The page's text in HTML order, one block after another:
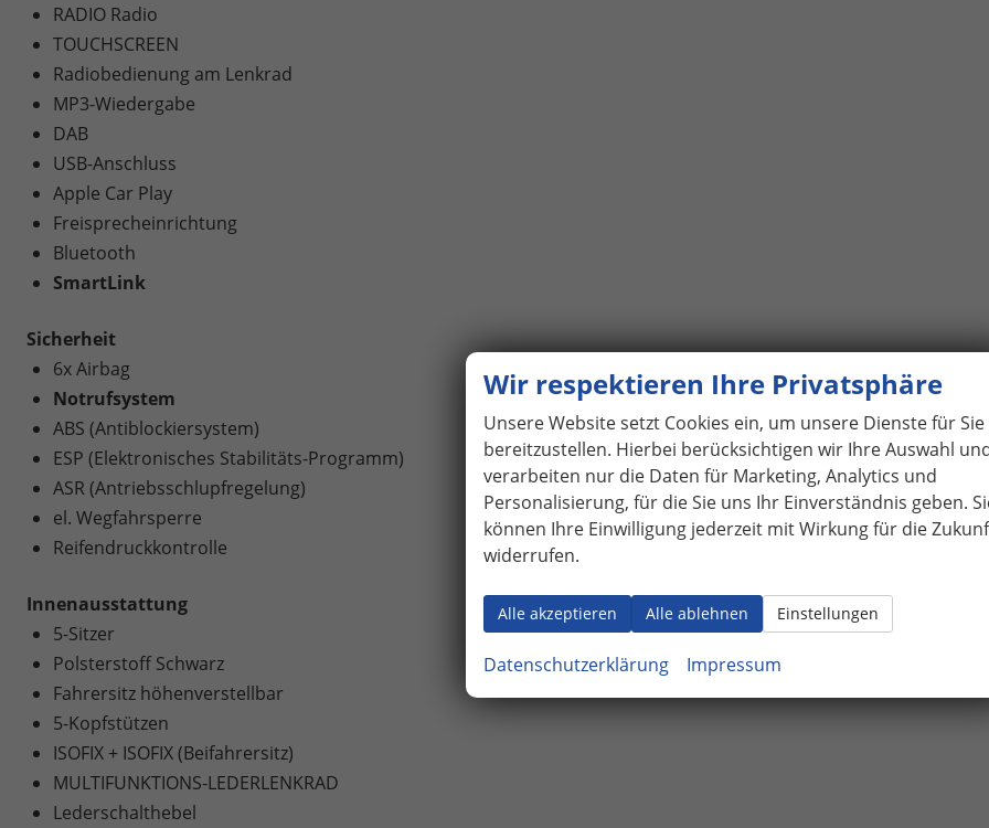
RADIO Radio
TOUCHSCREEN
Radiobedienung am Lenkrad
MP3-Wiedergabe
DAB
USB-Anschluss
Apple Car Play
Freisprecheinrichtung
Bluetooth
SmartLink
Sicherheit
6x Airbag
Notrufsystem
ABS (Antiblockiersystem)
ESP (Elektronisches Stabilitäts-Programm)
ASR (Antriebsschlupfregelung)
el. Wegfahrsperre
Reifendruckkontrolle
Innenausstattung
5-Sitzer
Polsterstoff Schwarz
Fahrersitz höhenverstellbar
5-Kopfstützen
ISOFIX + ISOFIX (Beifahrersitz)
MULTIFUNKTIONS-LEDERLENKRAD
Lederschalthebel
Wir respektieren Ihre Privatsphäre
Unsere Website setzt Cookies ein, um unsere Dienste für Sie
bereitzustellen. Hierbei berücksichtigen wir Ihre Auswahl
verarbeiten nur die Daten für Marketing, Analytics und
Personalisierung, für die Sie uns Ihr Einverständnis geben.
können Ihre Einwilligung jederzeit mit Wirkung für die
widerrufen.
Alle akzeptieren Alle ablehnen Einstellungen
Datenschutzerklärung Impressum